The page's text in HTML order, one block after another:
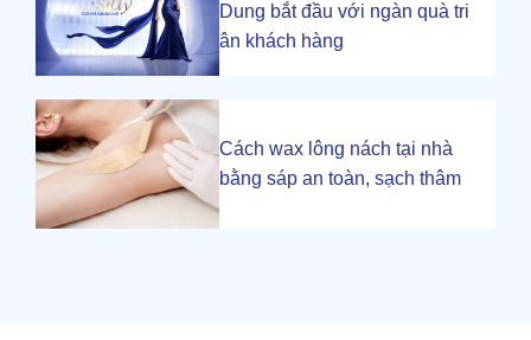
Dung bắt đầu với ngàn quà tri
ân khách hàng
Cách wax lông nách tại nhà
bằng sáp an toàn, sạch thâm